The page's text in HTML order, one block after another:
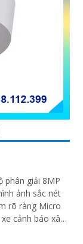
phân giải 8MP
ảnh sắc nét
rõ ràng Micro
cảnh báo xâm